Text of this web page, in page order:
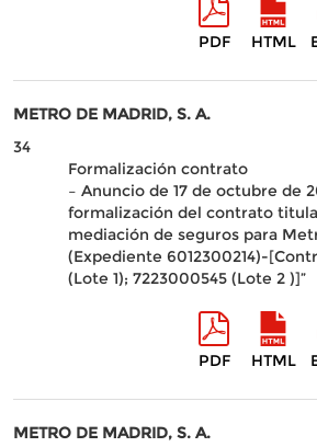
PDF HTML
METRO DE MADRID, S. A.
34
Formalización contrato
– Anuncio de 17 de octubre de
formalización del contrato
mediación de seguros para
(Expediente 6012300214)-
(Lote 1); 7223000545 (Lote 2 )]”
PDF HTML
METRO DE MADRID, S. A.